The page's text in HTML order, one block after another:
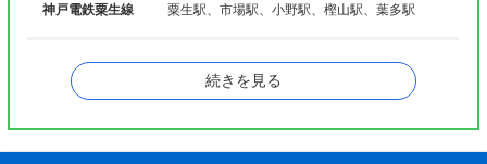
ヤ行 山田町
神戸電鉄粟生線 粟生駅、市場駅、小野駅、樫山駅、葉多駅
北条線 粟生駅
続きを見る